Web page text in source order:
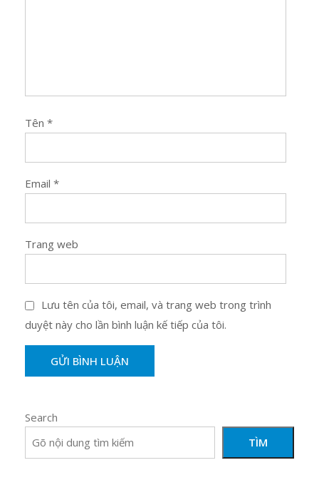
Tên *
Email *
Trang web
Lưu tên của tôi, email, và trang web trong trình
duyệt này cho lần bình luận kế tiếp của tôi.
Search
TÌM